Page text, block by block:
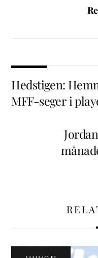
Hedstigen:
MFF-seger i